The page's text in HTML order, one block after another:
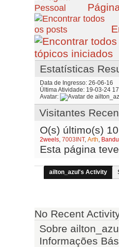
Estatísticas
Data de Ingresso 26-06-16
Última Atividade 19-03-24
Avatar
Visitantes
O(s) último(s)
2weels, 7003INT, Arth,
Esta página teve
ailton_azul's Activity
No Recent
Sobre
Informações